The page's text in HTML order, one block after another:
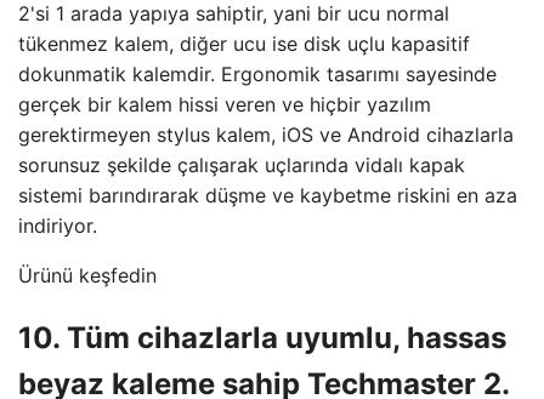
2'si 1 arada yapıya sahiptir, yani bir ucu normal
tükenmez kalem, diğer ucu ise disk uçlu kapasitif
dokunmatik kalemdir. Ergonomik tasarımı sayesinde
gerçek bir kalem hissi veren ve hiçbir yazılım
gerektirmeyen stylus kalem, iOS ve Android cihazlarla
sorunsuz şekilde çalışarak uçlarında vidalı kapak
sistemi barındırarak düşme ve kaybetme riskini en aza
indiriyor.
Ürünü keşfedin
10. Tüm cihazlarla uyumlu, hassas
beyaz kaleme sahip Techmaster 2.